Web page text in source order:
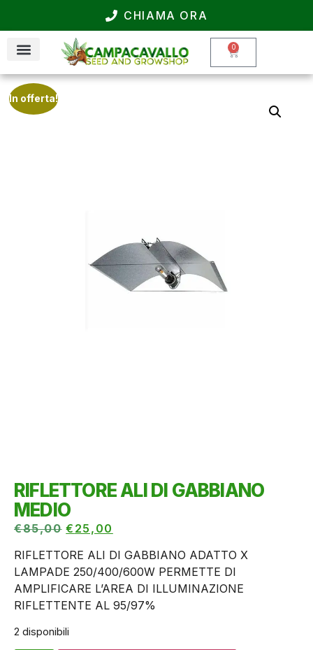
CHIAMA ORA
0
In offerta!
RIFLETTORE ALI DI GABBIANO
MEDIO
€85,00 € 25,00
RIFLETTORE ALI DI GABBIANO ADATTO X
LAMPADE 250/400/600W PERMETTE DI
AMPLIFICARE L’AREA DI ILLUMINAZIONE
RIFLETTENTE AL 95/97%
2 disponibili